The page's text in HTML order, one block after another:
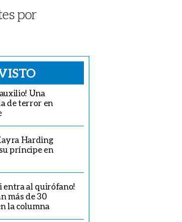
por
Una
de terror en
Harding
príncipe en
entra al quirófano!
más de 30
la columna